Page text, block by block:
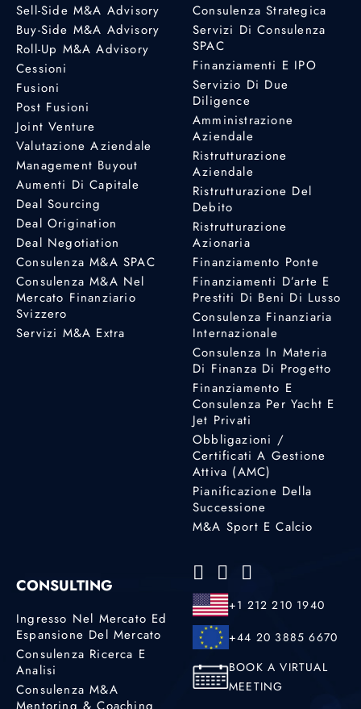
Sell-Side M&A Advisory
Buy-Side M&A Advisory
Roll-Up M&A Advisory
Cessioni
Fusioni
Post Fusioni
Joint Venture
Valutazione Aziendale
Management Buyout
Aumenti Di Capitale
Deal Sourcing
Deal Origination
Deal Negotiation
Consulenza M&A SPAC
Consulenza M&A Nel
Mercato Finanziario
Svizzero
Servizi M&A Extra
Consulenza Strategica
Servizi Di Consulenza
SPAC
Finanziamenti E IPO
Servizio Di Due
Diligence
Amministrazione
Aziendale
Ristrutturazione
Aziendale
Ristrutturazione Del
Debito
Ristrutturazione
Azionaria
Finanziamento Ponte
Finanziamenti D’arte E
Prestiti Di Beni Di Lusso
Consulenza Finanziaria
Internazionale
Consulenza In Materia
Di Finanza Di Progetto
Finanziamento E
Consulenza Per Yacht E
Jet Privati
Obbligazioni /
Certificati A Gestione
Attiva (AMC)
Pianificazione Della
Successione
M&A Sport E Calcio
CONSULTING
Ingresso Nel Mercato Ed
Espansione Del Mercato
Consulenza Ricerca E
Analisi
Consulenza M&A
+1 212 210 1940
+44 20 3885 6670
BOOK A VIRTUAL
MEETING